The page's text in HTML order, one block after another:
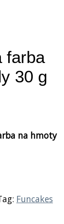
farba
30 g
na hmoty
Funcakes